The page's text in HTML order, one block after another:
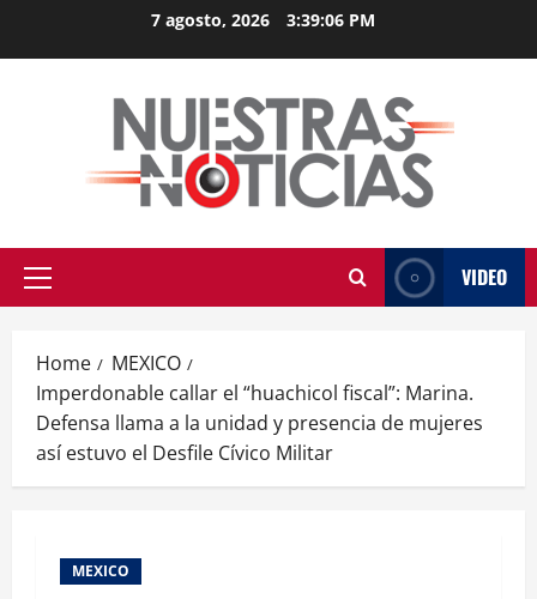
7 agosto, 2026 3:39:07 PM
Primary
VIDEO
Home
MEXICO
Imperdonable callar el “huachicol fiscal”: Marina.
Defensa llama a la unidad y presencia de mujeres
así estuvo el Desfile Cívico Militar
MEXICO